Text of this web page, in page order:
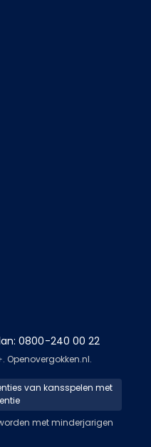
0800-240 00 22
Openovergokken.nl.
van kansspelen met
met minderjarigen